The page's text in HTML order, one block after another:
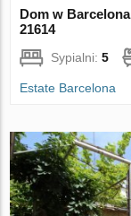
Dom w
21614
Sypialni:5
Estate Barcelona